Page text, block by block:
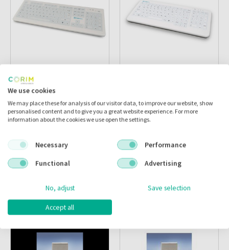
Purekeys Hygienisch
Silicone Toetsenbord
Draadloos
Artikelnr.:114302
Merk:Purekeys
Inloggen
Bedraad
Artikelnr.:114300
Merk:Purekeys
Inloggen
We use cookies
We may place these for analysis of our visitor data, to improve our website, show
personalised content and to give you a great website experience. For more
information about the cookies we use open the settings.
Necessary
Performance
Functional
Advertising
No, adjust Save selection
Accept all